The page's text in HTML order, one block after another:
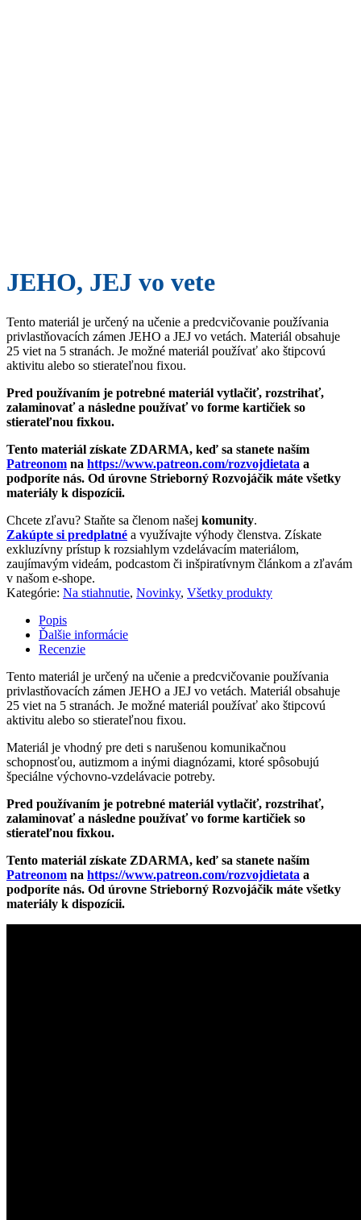
JEHO, JEJ vo vete
Tento materiál je určený na učenie a predcvičovanie používania
privlastňovacích zámen JEHO a JEJ vo vetách. Materiál obsahuje
25 viet na 5 stranách. Je možné materiál používať ako štipcovú
aktivitu alebo so stierateľnou fixou.
Pred používaním je potrebné materiál vytlačiť, rozstrihať,
zalaminovať a následne používať vo forme kartičiek so
stierateľnou fixkou.
Tento materiál získate ZDARMA, keď sa stanete naším
Patreonom na https://www.patreon.com/rozvojdietata a
podporíte nás. Od úrovne Strieborný Rozvojáčik máte všetky
materiály k dispozícii.
Chcete zľavu? Staňte sa členom našej komunity.
Zakúpte si predplatné a využívajte výhody členstva. Získate
exkluzívny prístup k rozsiahlym vzdelávacím materiálom,
zaujímavým videám, podcastom či inšpiratívnym článkom a zľavám
v našom e-shope.
Kategórie: Na stiahnutie, Novinky, Všetky produkty
Popis
Ďalšie informácie
Recenzie
Tento materiál je určený na učenie a predcvičovanie používania
privlastňovacích zámen JEHO a JEJ vo vetách. Materiál obsahuje
25 viet na 5 stranách. Je možné materiál používať ako štipcovú
aktivitu alebo so stierateľnou fixou.
Materiál je vhodný pre deti s narušenou komunikačnou
schopnosťou, autizmom a inými diagnózami, ktoré spôsobujú
špeciálne výchovno-vzdelávacie potreby.
Pred používaním je potrebné materiál vytlačiť, rozstrihať,
zalaminovať a následne používať vo forme kartičiek so
stierateľnou fixkou.
Tento materiál získate ZDARMA, keď sa stanete naším
Patreonom na https://www.patreon.com/rozvojdietata a
podporíte nás. Od úrovne Strieborný Rozvojáčik máte všetky
materiály k dispozícii.